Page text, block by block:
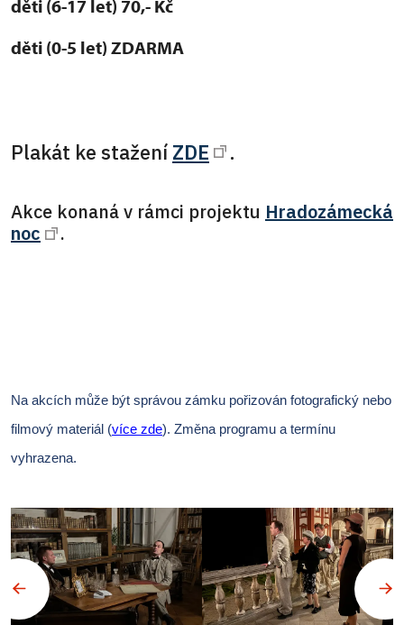
děti (6-17 let) 70,- Kč
děti (0-5 let) ZDARMA
Plakát ke stažení ZDE .
Akce konaná v rámci projektu Hradozámecká
noc
.
Na akcích může být správou zámku pořizován fotografický nebo
filmový materiál (více zde). Změna programu a termínu
vyhrazena.